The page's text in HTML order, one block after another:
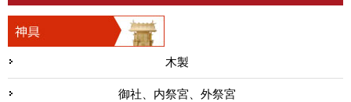
木製
御社、内祭宮、外祭宮